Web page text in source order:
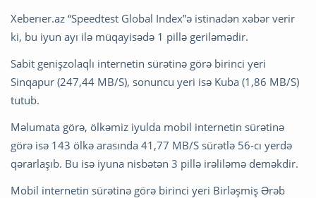
Xeberıer.az “Speedtest Global Index”ə istinadən xəbər verir
ki, bu iyun ayı ilə müqayisədə 1 pillə geriləmədir.
Sabit genişzolaqlı internetin sürətinə görə birinci yeri
Sinqapur (247,44 MB/S), sonuncu yeri isə Kuba (1,86 MB/S)
tutub.
Məlumata görə, ölkəmiz iyulda mobil internetin sürətinə
görə isə 143 ölkə arasında 41,77 MB/S sürətlə 56-cı yerdə
qərarlaşıb. Bu isə iyuna nisbətən 3 pillə irəliləmə deməkdir.
Mobil internetin sürətinə görə birinci yeri Birləşmiş Ərəb